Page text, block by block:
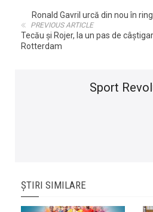
Ronald Gavril urcă din nou în
PREVIOUS ARTICLE
Tecău şi Rojer, la un pas de
Rotterdam
Sport
ȘTIRI SIMILARE